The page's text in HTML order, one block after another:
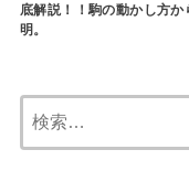
底解説！！駒の動かし方か
明。